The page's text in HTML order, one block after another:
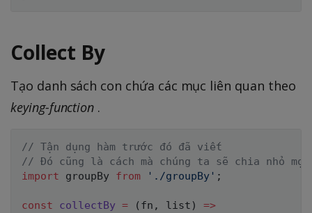
Collect By
Tạo danh sách con chứa các mục liên quan theo
keying-function .
// Tận dụng hàm trước đó đã viết
// Đó cũng là cách mà chúng ta sẽ chia nhỏ
import groupBy from './groupBy' ;
const collectBy = ( fn , list )
=>